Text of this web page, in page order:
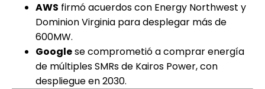
AWS firmó acuerdos con Energy Northwest y
Dominion Virginia para desplegar más de
600MW.
Googlese comprometió a comprar energía
de múltiples SMRs de Kairos Power, con
despliegue en 2030.